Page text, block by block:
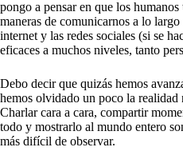
pongo a pensar en que los
maneras de comunicarnos a lo
internet y las redes sociales (si se
eficaces a muchos niveles, tanto
Debo decir que quizás hemos
hemos olvidado un poco la realidad
Charlar cara a cara, compartir
todo y mostrarlo al mundo entero
más difícil de observar.